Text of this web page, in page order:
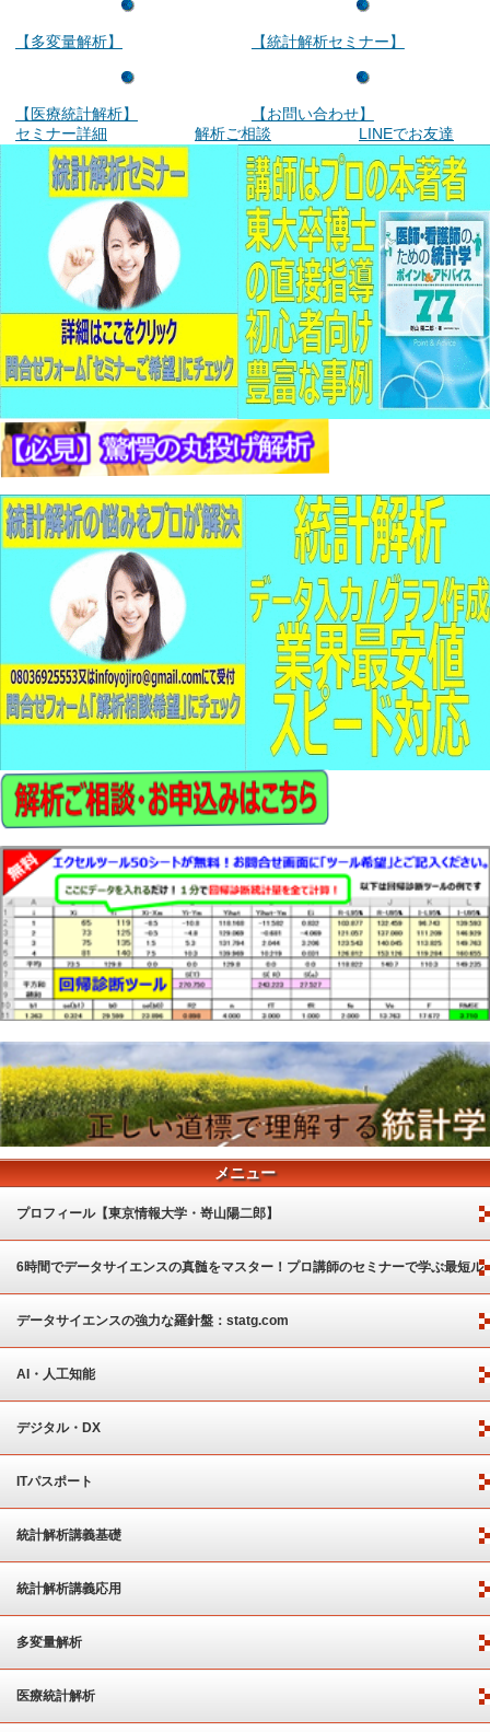
【多変量解析】
【医療統計解析】
【統計解析セミナー】
【お問い合わせ】
セミナー詳細
解析ご相談 LINEでお友達
メニュー
プロフィール【東京情報大学・嵜山陽二郎】
6時間でデータサイエンスの真髄をマスター！プロ講師のセミナーで学ぶ最短ル
ート
データサイエンスの強力な羅針盤：statg.com
AI・人工知能
デジタル・DX
ITパスポート
統計解析講義基礎
統計解析講義応用
多変量解析
医療統計解析